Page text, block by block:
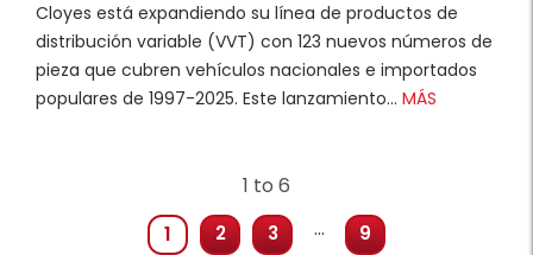
Cloyes está expandiendo su línea de productos de
distribución variable (VVT) con 123 nuevos números de
pieza que cubren vehículos nacionales e importados
populares de 1997-2025. Este lanzamiento… MÁS
1 to 6
1
2 3 … 9